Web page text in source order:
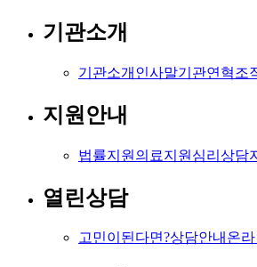
기관소개
기관소개 인사말기관연혁조
지원안내
법률지원 의료지원 심리상담
열린상담
고민이된다면?상담안내 온